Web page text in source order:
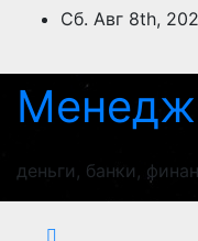
ПерейтиСб. Авг 8th,
деньги, банки,